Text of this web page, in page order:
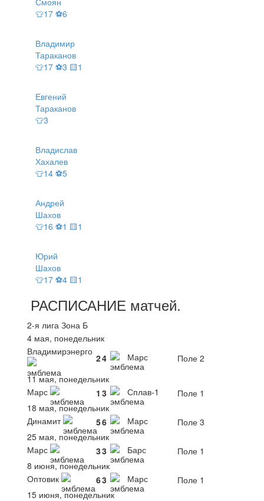
👕17 ⚽6
Владимир
Тараканов
👕17 ⚽3 🟨1
Евгений
Тараканов
👕3
Владислав
Хахалев
👕14 ⚽5
Андрей
Шахов
👕16 ⚽1 🟨1
Юрий
Шахов
👕17 ⚽4 🟨1
РАСПИСАНИЕ матчей.
2-я лига Зона Б
4 мая, понедельник
Владимирэнерго
24 Марс
Поле 2
11 мая, понедельник
Марс
1 3 Сплав-1
Поле 1
18 мая, понедельник
Динамит
56 Марс
Поле 3
25 мая, понедельник
Марс
33 Барс
Поле 1
8 июня, понедельник
Оптовик
63 Марс
Поле 1
15 июня, понедельник